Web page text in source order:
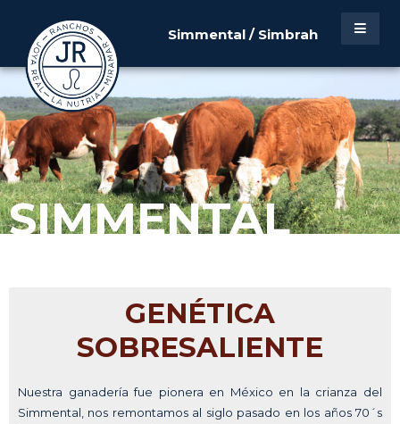
Simmental / Simbrah
SIMMENTAL
GENÉTICA
SOBRESALIENTE
Nuestra ganadería fue pionera en México en la crianza del
Simmental, nos remontamos al siglo pasado en los años 70´s